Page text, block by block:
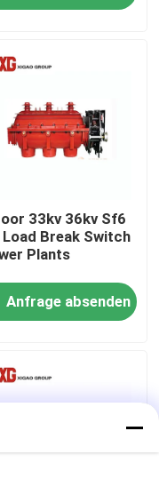
33kv 36kv Sf6
Break Switch
Plants
Anfrage absenden